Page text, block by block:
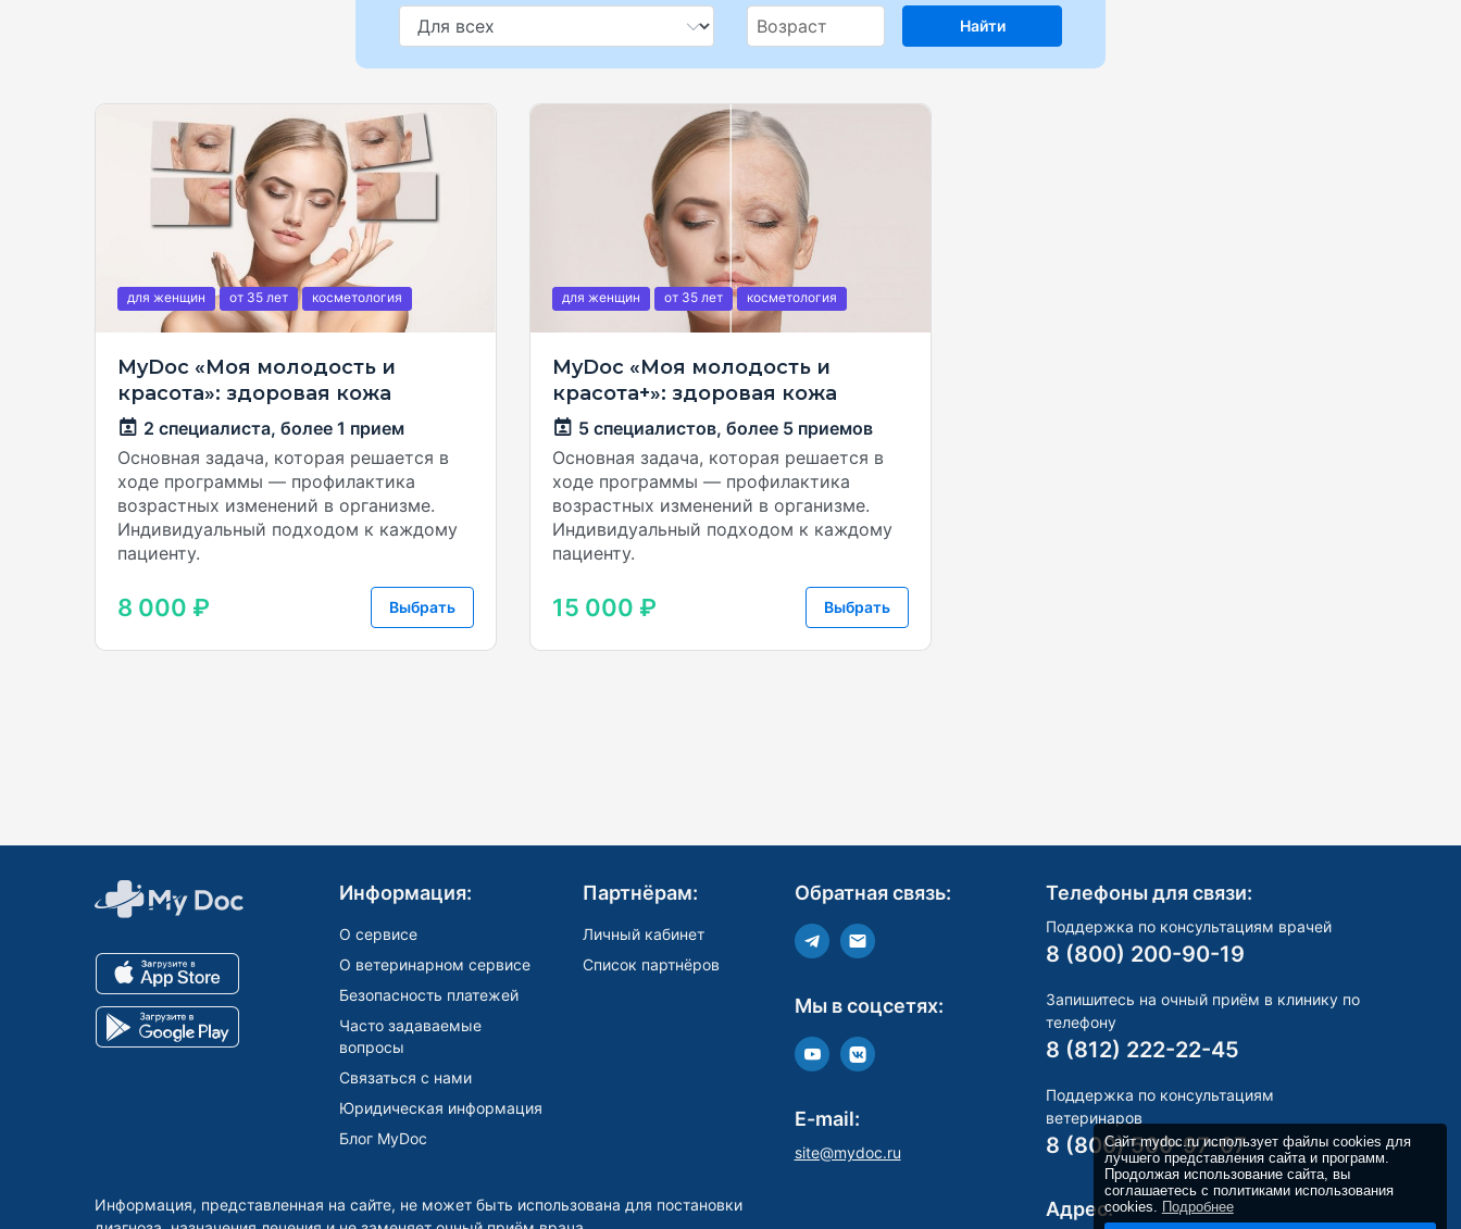
Сайт mydoc.ru использует файлы cookies для
лучшего представления сайта и программ.
Продолжая использование сайта, вы
соглашаетесь с политиками использования
cookies. Подробнее
Найти
для женщин от 35 лет косметология
MyDoc «Моя молодость и
красота»: здоровая кожа
2 специалиста, более 1 прием
Основная задача, которая решается в
ходе программы — профилактика
возрастных изменений в организме.
Индивидуальный подходом к каждому
пациенту.
8 000 ₽ Выбрать
для женщин от 35 лет косметология
MyDoc «Моя молодость и
красота+»: здоровая кожа
5 специалистов, более 5 приемов
Основная задача, которая решается в
ходе программы — профилактика
возрастных изменений в организме.
Индивидуальный подходом к каждому
пациенту.
15 000 ₽ Выбрать
Информация:
О сервисе
О ветеринарном сервисе
Безопасность платежей
Часто задаваемые
вопросы
Связаться с нами
Юридическая информация
Блог MyDoc
Партнёрам:
Личный кабинет
Список партнёров
Обратная связь:
Мы в соцсетях:
E-mail:
site@mydoc.ru
Телефоны для связи:
Поддержка по консультациям врачей
8 (800) 200-90-19
Запишитесь на очный приём в клинику по
телефону
8 (812) 222-22-45
Поддержка по консультациям
ветеринаров
8 (800) 500-97-07
Адрес:
Информация, представленная на сайте, не может быть использована для постановки